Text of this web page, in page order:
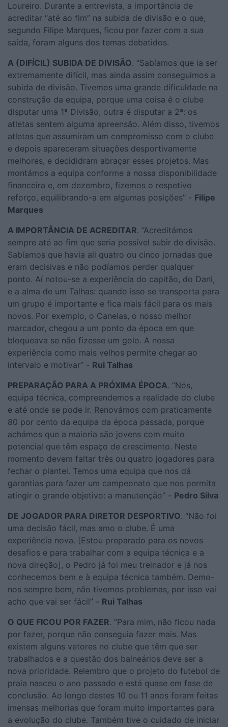
Loureiro. Durante a entrevista, a importância de
acreditar “até ao fim” na subida de divisão e o que,
segundo Filipe Marques, ficou por fazer com a sua
saída, foram alguns dos temas debatidos.
A (DIFÍCIL) SUBIDA DE DIVISÃO. “Sabíamos que ia ser
extremamente difícil, mas ainda assim conseguimos a
subida de divisão. Tivemos uma grande dificuldade na
construção da equipa, porque uma coisa é o clube
disputar uma 1ª Divisão, outra é disputar a 2ª: os
atletas sentem alguma apreensão. Além disso, tivemos
atletas que assumiram um compromisso com o clube
e depois apareceram situações desportivamente
melhores, e decididram abraçar esses projetos. Mas
montámos a equipa conforme a nossa disponibilidade
financeira e, em dezembro, fizemos o respetivo
reforço, equilibrando-a em algumas posições” - Filipe
Marques
A IMPORTÂNCIA DE ACREDITAR. “Acreditámos
sempre até ao fim que seria possível subir de divisão.
Sabíamos que havia ali quatro ou cinco jornadas que
eram decisivas e não podíamos perder qualquer
ponto. Aí notou-se a experiência do capitão, do Dani,
e a alma de um Talhas: quando isso se transporta para
um grupo é importante e fica mais fácil para os mais
novos. Por exemplo, o Canelas, o nosso melhor
marcador, chegou a um ponto da época em que
bloqueava se não fizesse um golo. A nossa
experiência como mais velhos permite chegar ao
intervalo e motivar” - Rui Talhas
PREPARAÇÃO PARA A PRÓXIMA ÉPOCA. “Nós,
equipa técnica, compreendemos a realidade do clube
e até onde se pode ir. Renovámos com praticamente
80 por cento da equipa da época passada, porque
achámos que a maioria são jovens com muito
potencial que têm espaço de crescimento. Neste
momento devem faltar três ou quatro jogadores para
fechar o plantel. Temos uma equipa que nos dá
garantias para fazer um campeonato que nos permita
atingir o grande objetivo: a manutenção” - Pedro Silva
DE JOGADOR PARA DIRETOR DESPORTIVO. “Não foi
uma decisão fácil, mas amo o clube. É uma
experiência nova. [Estou preparado para os novos
desafios e para trabalhar com a equipa técnica e a
nova direção], o Pedro já foi meu treinador e já nos
conhecemos bem e à equipa técnica também. Demo-
nos sempre bem, não tivemos problemas, por isso vai
acho que vai ser fácil” - Rui Talhas
O QUE FICOU POR FAZER. “Para mim, não ficou nada
por fazer, porque não conseguia fazer mais. Mas
existem alguns vetores no clube que têm que ser
trabalhados e a questão dos balneários deve ser a
nova prioridade. Relembro que o projeto do futebol de
praia nasceu o ano passado e está quase em fase de
conclusão. Ao longo destes 10 ou 11 anos foram feitas
imensas melhorias que foram muito importantes para
a evolução do clube. Também tive o cuidado de iniciar